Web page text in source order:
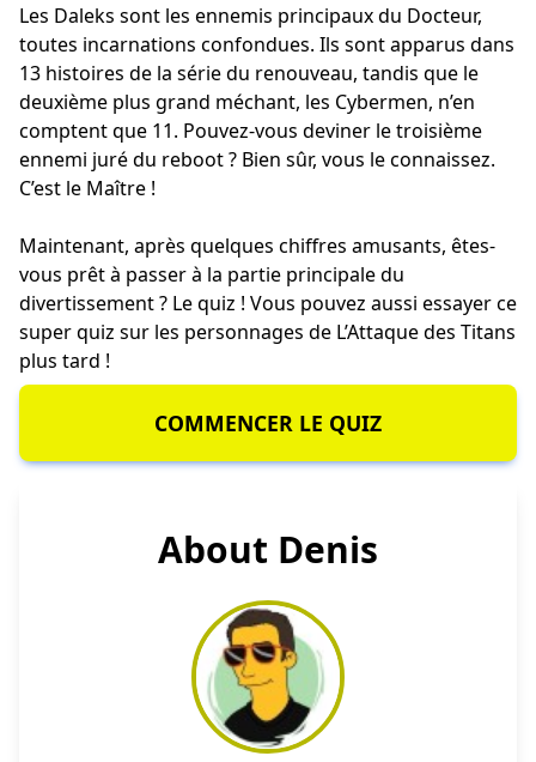
Les Daleks sont les ennemis principaux du Docteur,
toutes incarnations confondues. Ils sont apparus dans
13 histoires de la série du renouveau, tandis que le
deuxième plus grand méchant, les Cybermen, n’en
comptent que 11. Pouvez-vous deviner le troisième
ennemi juré du reboot ? Bien sûr, vous le connaissez.
C’est le Maître !
Maintenant, après quelques chiffres amusants, êtes-
vous prêt à passer à la partie principale du
divertissement ? Le quiz ! Vous pouvez aussi essayer ce
superquiz sur les personnages de L’Attaque des Titans
plus tard !
COMMENCER LE QUIZ
About Denis